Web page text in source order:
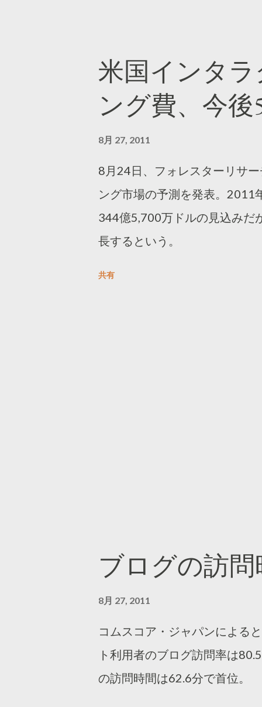
米国インタ
ング費、今
8月 27, 2011
8月24日、フォレスターリサ
ング市場の予測を発表。2011
344億5,700万ドルの見込みだ
長するという。
共有
ブログの訪
8月 27, 2011
コムスコア・ジャパンによる
ト利用者のブログ訪問率は
の訪問時間は62.6分で首位。